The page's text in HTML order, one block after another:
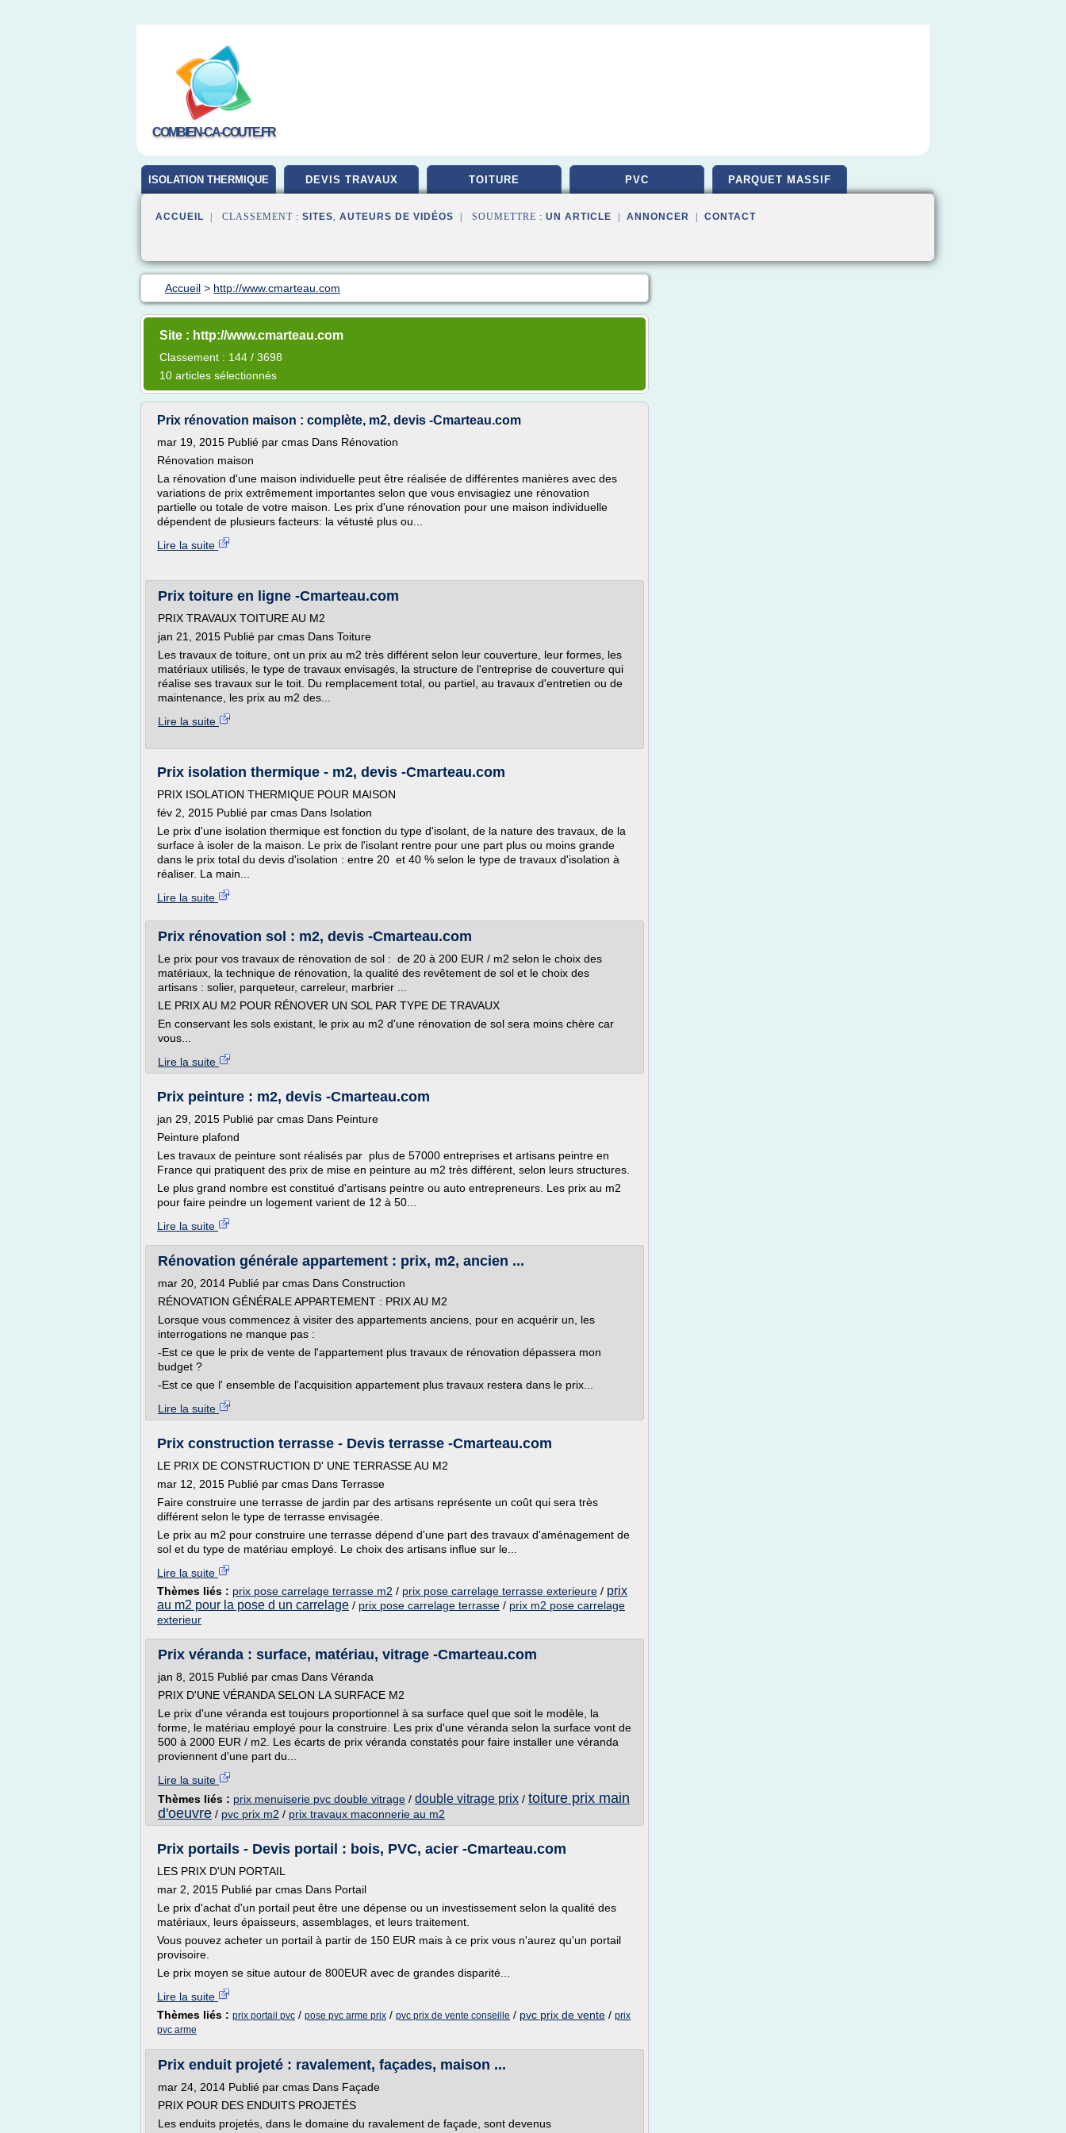
COMBIEN-CA-COUTE.FR
ISOLATION THERMIQUE DEVIS TRAVAUX TOITURE PVC PARQUET MASSIF
ACCUEIL | CLASSEMENT : SITES, AUTEURS DE VIDÉOS | SOUMETTRE : UN ARTICLE ANNONCER CONTACT
Accueil > http://www.cmarteau.com
Site : http://www.cmarteau.com
Classement : 144 / 3698
10 articles sélectionnés
Prix rénovation maison : complète, m2, devis -Cmarteau.com
mar 19, 2015 Publié par cmas Dans Rénovation
Rénovation maison
La rénovation d'une maison individuelle peut être réalisée de différentes manières avec des
variations de prix extrêmement importantes selon que vous envisagiez une rénovation
partielle ou totale de votre maison. Les prix d'une rénovation pour une maison individuelle
dépendent de plusieurs facteurs: la vétusté plus ou...
Lire la suite
Prix toiture en ligne -Cmarteau.com
PRIX TRAVAUX TOITURE AU M2
jan 21, 2015 Publié par cmas Dans Toiture
Les travaux de toiture, ont un prix au m2 très différent selon leur couverture, leur formes, les
matériaux utilisés, le type de travaux envisagés, la structure de l'entreprise de couverture qui
réalise ses travaux sur le toit. Du remplacement total, ou partiel, au travaux d'entretien ou de
maintenance, les prix au m2 des...
Lire la suite
Prix isolation thermique - m2, devis -Cmarteau.com
PRIX ISOLATION THERMIQUE POUR MAISON
fév 2, 2015 Publié par cmas Dans Isolation
Le prix d'une isolation thermique est fonction du type d'isolant, de la nature des travaux, de la
surface à isoler de la maison. Le prix de l'isolant rentre pour une part plus ou moins grande
dans le prix total du devis d'isolation : entre 20 et 40 % selon le type de travaux d'isolation à
réaliser. La main...
Lire la suite
Prix rénovation sol : m2, devis -Cmarteau.com
Le prix pour vos travaux de rénovation de sol : de 20 à 200 EUR / m2 selon le choix des
matériaux, la technique de rénovation, la qualité des revêtement de sol et le choix des
artisans : solier, parqueteur, carreleur, marbrier ...
LE PRIX AU M2 POUR RÉNOVER UN SOL PAR TYPE DE TRAVAUX
En conservant les sols existant, le prix au m2 d'une rénovation de sol sera moins chère car
vous...
Lire la suite
Prix peinture : m2, devis -Cmarteau.com
jan 29, 2015 Publié par cmas Dans Peinture
Peinture plafond
Les travaux de peinture sont réalisés par plus de 57000 entreprises et artisans peintre en
France qui pratiquent des prix de mise en peinture au m2 très différent, selon leurs structures.
Le plus grand nombre est constitué d'artisans peintre ou auto entrepreneurs. Les prix au m2
pour faire peindre un logement varient de 12 à 50...
Lire la suite
Rénovation générale appartement : prix, m2, ancien ...
mar 20, 2014 Publié par cmas Dans Construction
RÉNOVATION GÉNÉRALE APPARTEMENT : PRIX AU M2
Lorsque vous commencez à visiter des appartements anciens, pour en acquérir un, les
interrogations ne manque pas :
-Est ce que le prix de vente de l'appartement plus travaux de rénovation dépassera mon
budget ?
-Est ce que l' ensemble de l'acquisition appartement plus travaux restera dans le prix...
Lire la suite
Prix construction terrasse - Devis terrasse -Cmarteau.com
LE PRIX DE CONSTRUCTION D' UNE TERRASSE AU M2
mar 12, 2015 Publié par cmas Dans Terrasse
Faire construire une terrasse de jardin par des artisans représente un coût qui sera très
différent selon le type de terrasse envisagée.
Le prix au m2 pour construire une terrasse dépend d'une part des travaux d'aménagement de
sol et du type de matériau employé. Le choix des artisans influe sur le...
Lire la suite
Thèmes liés : prix pose carrelage terrasse m2 / prix pose carrelage terrasse exterieure / prix
au m2 pour la pose d un carrelage / prix pose carrelage terrasse / prix m2 pose carrelage
exterieur
Prix véranda : surface, matériau, vitrage -Cmarteau.com
jan 8, 2015 Publié par cmas Dans Véranda
PRIX D'UNE VÉRANDA SELON LA SURFACE M2
Le prix d'une véranda est toujours proportionnel à sa surface quel que soit le modèle, la
forme, le matériau employé pour la construire. Les prix d'une véranda selon la surface vont de
500 à 2000 EUR / m2. Les écarts de prix véranda constatés pour faire installer une véranda
proviennent d'une part du...
Lire la suite
Thèmes liés : prix menuiserie pvc double vitrage / double vitrage prix / toiture prix main
d'oeuvre / pvc prix m2 / prix travaux maconnerie au m2
Prix portails - Devis portail : bois, PVC, acier -Cmarteau.com
LES PRIX D'UN PORTAIL
mar 2, 2015 Publié par cmas Dans Portail
Le prix d'achat d'un portail peut être une dépense ou un investissement selon la qualité des
matériaux, leurs épaisseurs, assemblages, et leurs traitement.
Vous pouvez acheter un portail à partir de 150 EUR mais à ce prix vous n'aurez qu'un portail
provisoire.
Le prix moyen se situe autour de 800EUR avec de grandes disparité...
Lire la suite
Thèmes liés : prix portail pvc / pose pvc arme prix / pvc prix de vente conseille / pvc prix de vente / prix
pvc arme
Prix enduit projeté : ravalement, façades, maison ...
mar 24, 2014 Publié par cmas Dans Façade
PRIX POUR DES ENDUITS PROJETÉS
Les enduits projetés, dans le domaine du ravalement de façade, sont devenus